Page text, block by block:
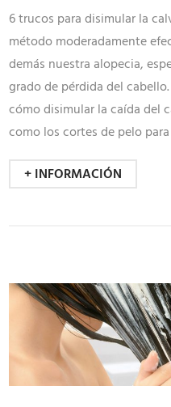
6 trucos para disimular la
método moderadamente
demás nuestra alopecia,
grado de pérdida del
cómo disimular la caída del
como los cortes de pelo
+ INFORMACIÓN